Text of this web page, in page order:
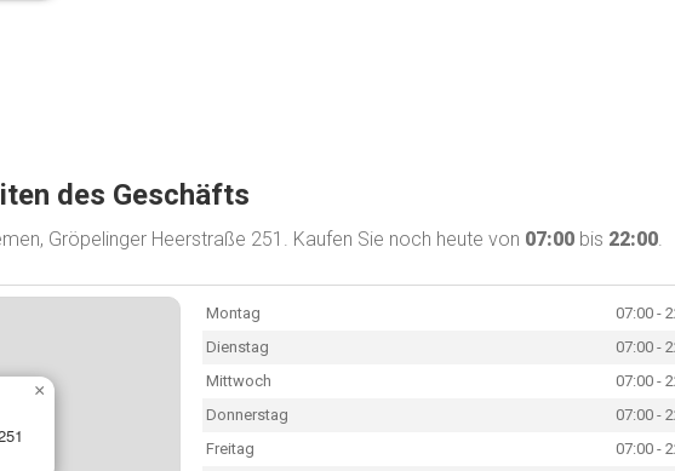
des Geschäfts
Gröpelinger Heerstraße 251. Kaufen Sie noch heute von 07:00 bis 22:00.
×
Montag
07:00 -
Dienstag
07:00 -
Mittwoch
07:00 -
Donnerstag
07:00 -
Freitag
07:00 -